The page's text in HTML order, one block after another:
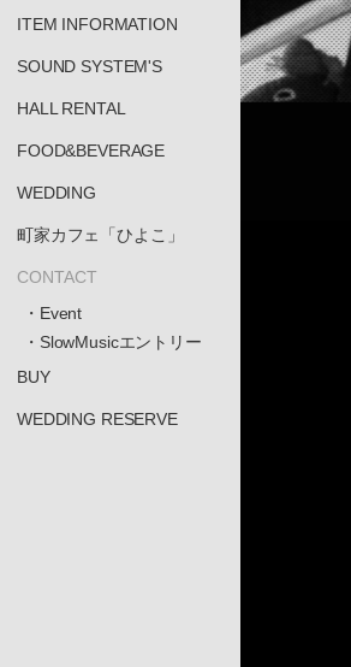
ITEM INFORMATION
SOUND SYSTEM'S
HALL RENTAL
FOOD&BEVERAGE
WEDDING
町家カフェ「ひよこ」
CONTACT
・Event
・SlowMusicエントリー
BUY
WEDDING RESERVE